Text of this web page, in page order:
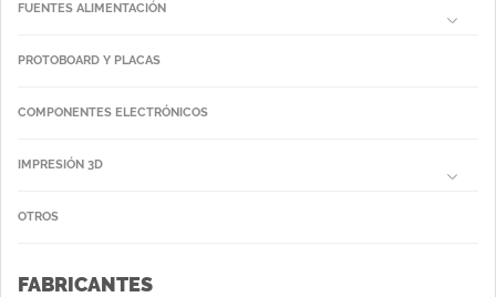
FUENTES ALIMENTACIÓN
PROTOBOARD Y PLACAS
COMPONENTES ELECTRÓNICOS
IMPRESIÓN 3D
OTROS
FABRICANTES